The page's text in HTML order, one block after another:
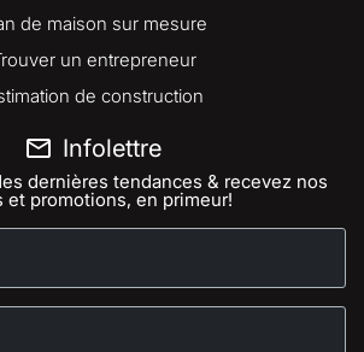
de maison sur mesure
un entrepreneur
de construction
Infolettre
dernières tendances & recevez nos
et promotions, en primeur!